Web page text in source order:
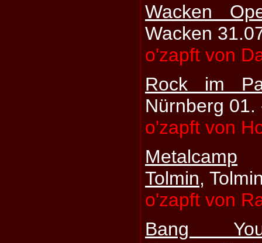
Wacken
Wacken
o'zapft von
Rock im
Nürnberg
o'zapft von
Metalcamp
Tolmin,
o'zapft von
Bang